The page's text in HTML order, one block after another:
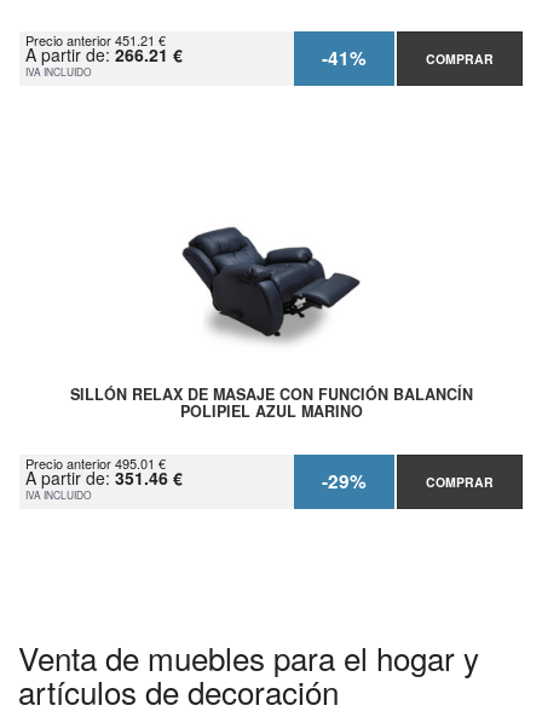
Precio anterior 451.21 €
A partir de: 266.21 €
IVA INCLUIDO -41% COMPRAR
SILLÓN RELAX DE MASAJE CON FUNCIÓN BALANCÍN
POLIPIEL AZUL MARINO
Precio anterior 495.01 €
A partir de: 351.46 €
IVA INCLUIDO -29% COMPRAR
Venta de muebles para el hogar y
artículos de decoración